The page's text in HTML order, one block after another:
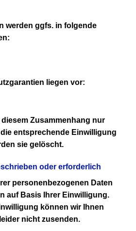
werden ggfs. in folgende
liegen vor:
diesem Zusammenhang nur
entsprechende Einwilligung
sie gelöscht.
oder erforderlich
personenbezogenen Daten
auf Basis Ihrer Einwilligung.
können wir Ihnen
nicht zusenden.